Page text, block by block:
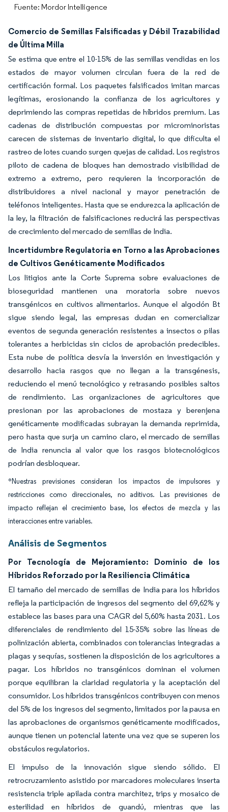
Fuente: Mordor Intelligence
Comercio de Semillas Falsificadas y Débil Trazabilidad
de Última Milla
Se estima que entre el 10-15% de las semillas vendidas en los
estados de mayor volumen circulan fuera de la red de
certificación formal. Los paquetes falsificados imitan marcas
legítimas, erosionando la confianza de los agricultores y
deprimiendo las compras repetidas de híbridos premium. Las
cadenas de distribución compuestas por microminoristas
carecen de sistemas de inventario digital, lo que dificulta el
rastreo de lotes cuando surgen quejas de calidad. Los registros
piloto de cadena de bloques han demostrado visibilidad de
extremo a extremo, pero requieren la incorporación de
distribuidores a nivel nacional y mayor penetración de
teléfonos inteligentes. Hasta que se endurezca la aplicación de
la ley, la filtración de falsificaciones reducirá las perspectivas
de crecimiento del mercado de semillas de India.
Incertidumbre Regulatoria en Torno a las Aprobaciones
de Cultivos Genéticamente Modificados
Los litigios ante la Corte Suprema sobre evaluaciones de
bioseguridad mantienen una moratoria sobre nuevos
transgénicos en cultivos alimentarios. Aunque el algodón Bt
sigue siendo legal, las empresas dudan en comercializar
eventos de segunda generación resistentes a insectos o pilas
tolerantes a herbicidas sin ciclos de aprobación predecibles.
Esta nube de política desvía la inversión en investigación y
desarrollo hacia rasgos que no llegan a la transgénesis,
reduciendo el menú tecnológico y retrasando posibles saltos
de rendimiento. Las organizaciones de agricultores que
presionan por las aprobaciones de mostaza y berenjena
genéticamente modificadas subrayan la demanda reprimida,
pero hasta que surja un camino claro, el mercado de semillas
de India renuncia al valor que los rasgos biotecnológicos
podrían desbloquear.
*Nuestras previsiones consideran los impactos de impulsores y
restricciones como direccionales, no aditivos. Las previsiones de
impacto reflejan el crecimiento base, los efectos de mezcla y las
interacciones entre variables.
Análisis de Segmentos
Por Tecnología de Mejoramiento: Dominio de los
Híbridos Reforzado por la Resiliencia Climática
El tamaño del mercado de semillas de India para los híbridos
refleja la participación de ingresos del segmento del 69,62% y
establece las bases para una CAGR del 5,60% hasta 2031. Los
diferenciales de rendimiento del 15-35% sobre las líneas de
polinización abierta, combinados con tolerancias integradas a
plagas y sequías, sostienen la disposición de los agricultores a
pagar. Los híbridos no transgénicos dominan el volumen
porque equilibran la claridad regulatoria y la aceptación del
consumidor. Los híbridos transgénicos contribuyen con menos
del 5% de los ingresos del segmento, limitados por la pausa en
las aprobaciones de organismos genéticamente modificados,
aunque tienen un potencial latente una vez que se superen los
obstáculos regulatorios.
El impulso de la innovación sigue siendo sólido. El
retrocruzamiento asistido por marcadores moleculares inserta
resistencia triple apilada contra marchitez, trips y mosaico de
esterilidad en híbridos de guandú, mientras que las